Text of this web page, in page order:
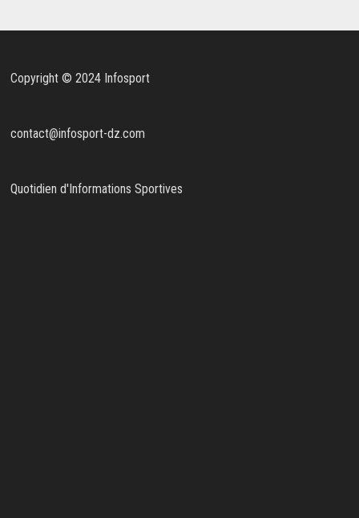
Copyright © 2024 Infosport
contact@infosport-dz.com
Quotidien d'Informations Sportives